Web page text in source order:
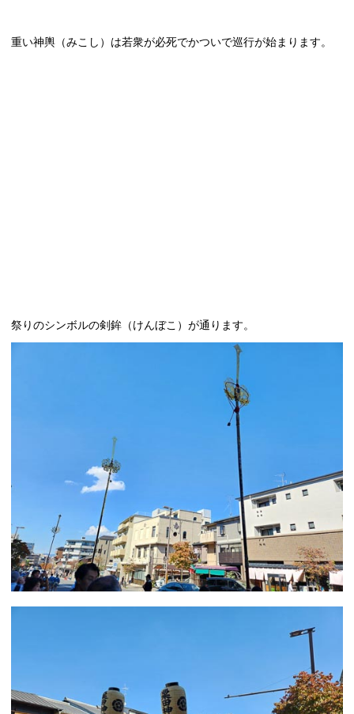
重い神輿（みこし）は若衆が必死でかついで巡行が始まります。
祭りのシンボルの剣鉾（けんぼこ）が通ります。